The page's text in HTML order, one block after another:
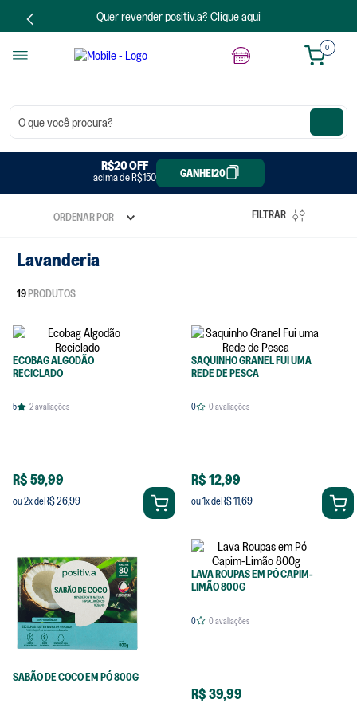
Quer revender positiv.a? Clique aqui
0
O que você procura?
R$20 OFF
acima de R$150 GANHEI20
R$50 OFF
acima de R$300 GANHEI50
ORDENAR POR FILTRAR
Lavanderia
19PRODUTOS
ECOBAG ALGODÃO
RECICLADO
5 2avaliações
R$ 59,99
ou2x deR$ 26,99
SAQUINHO GRANEL FUI UMA
REDE DE PESCA
0 0avaliações
R$ 12,99
ou1x deR$ 11,69
SABÃO DE COCO EM PÓ 800G
LAVA ROUPAS EM PÓ CAPIM-
LIMÃO 800G
0 0avaliações
R$ 39,99